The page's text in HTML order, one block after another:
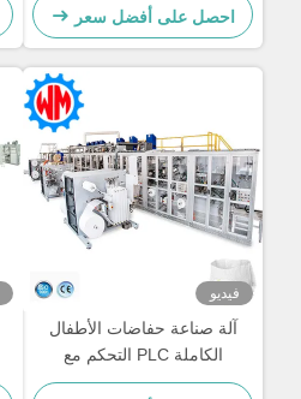
احصل على أفضل سعر
فيديو
آلة صناعة حفاضات الأطفال
الكاملة PLC التحكم مع
التخصيص المهني